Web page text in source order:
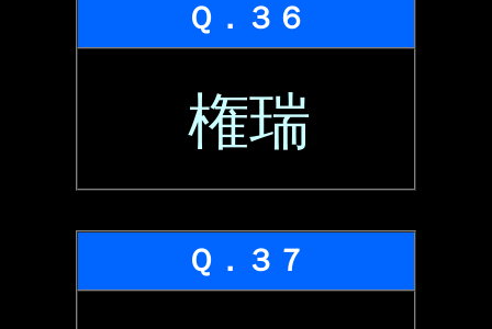
Ｑ．３６
権瑞
Ｑ．３７